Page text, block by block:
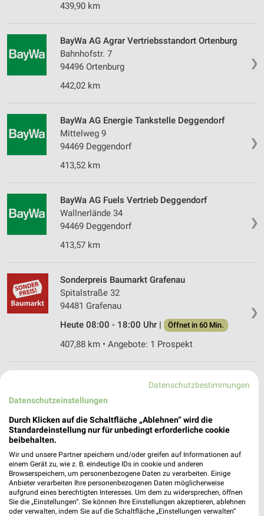
439,90 km
❯
BayWa AG Agrar Vertriebsstandort Ortenburg
Bahnhofstr. 7
94496 Ortenburg
442,02 km
❯
BayWa AG Energie Tankstelle Deggendorf
Mittelweg 9
94469 Deggendorf
413,52 km
❯
BayWa AG Fuels Vertrieb Deggendorf
Wallnerlände 34
94469 Deggendorf
413,57 km
❯
Sonderpreis Baumarkt Grafenau
Spitalstraße 32
94481 Grafenau
Heute 08:00 - 18:00 Uhr |
Öffnet in 60 Min.
407,88 km • Angebote: 1 Prospekt
Sonderpreis Baumarkt Hutthurm
94116 Hutthurm
Heute 08:00 - 18:00 Uhr | Öffnet in 60 Min.
BayWa AG Energie Tankstelle Deggendorf
Hengersberger Str. 33
94469 Deggendorf
Datenschutzbestimmungen
Datenschutzeinstellungen
Durch Klicken auf die Schaltfläche „Ablehnen“ wird die
Standardeinstellung nur für unbedingt erforderliche cookie
beibehalten.
Wir und unsere Partner speichern und/oder greifen auf Informationen auf
einem Gerät zu, wie z. B. eindeutige IDs in cookie und anderen
Browserspeichern, um personenbezogene Daten zu verarbeiten. Einige
Anbieter verarbeiten Ihre personenbezogenen Daten möglicherweise
aufgrund eines berechtigten Interesses. Um dem zu widersprechen, öffnen
Sie die „Einstellungen“. Sie können Ihre Einstellungen akzeptieren, ablehnen
oder verwalten, indem Sie auf die Schaltfläche „Einstellungen verwalten“